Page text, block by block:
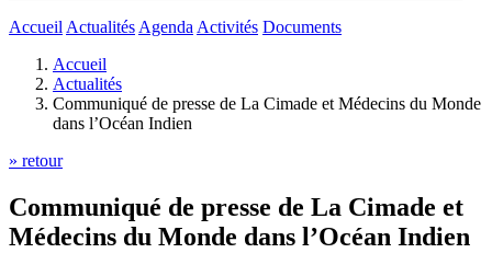
Accueil Actualités Agenda Activités Documents
Accueil
Actualités
Communiqué de presse de La Cimade et Médecins du Monde
dans l’Océan Indien
» retour
Communiqué de presse de La Cimade et
Médecins du Monde dans l’Océan Indien